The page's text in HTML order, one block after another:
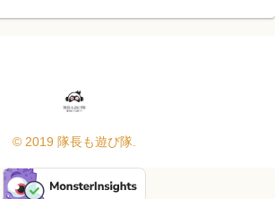
© 2019 隊長も遊び隊.